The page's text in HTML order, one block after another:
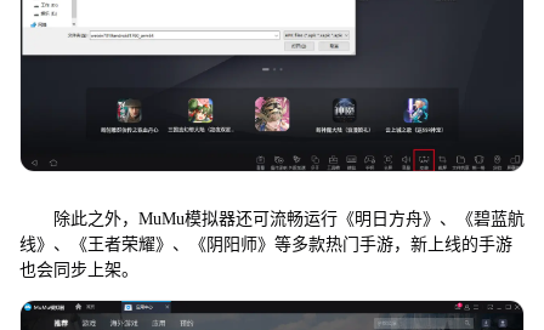
除此之外，MuMu模拟器还可流畅运行《明日方舟》、《碧蓝航
线》、《王者荣耀》、《阴阳师》等多款热门手游，新上线的手游
也会同步上架。